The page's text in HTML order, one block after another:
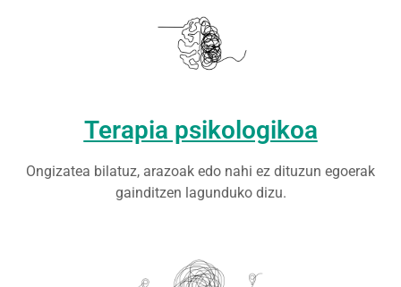
Terapia psikologikoa
Ongizatea bilatuz, arazoak edo nahi ez dituzun egoerak
gainditzen lagunduko dizu.